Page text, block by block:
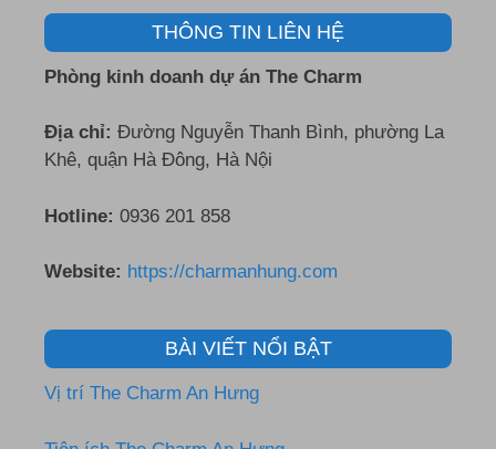
THÔNG TIN LIÊN HỆ
Phòng kinh doanh dự án The Charm
Địa chỉ: Đường Nguyễn Thanh Bình, phường La
Khê, quận Hà Đông, Hà Nội
Hotline: 0936 201 858
Website: https://charmanhung.com
BÀI VIẾT NỔI BẬT
Vị trí The Charm An Hưng